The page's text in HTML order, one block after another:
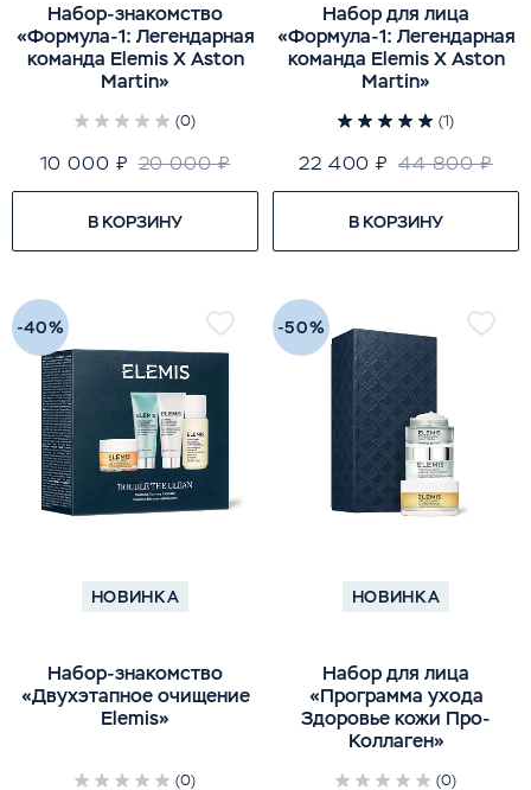
(0)
Набор-знакомство
«Формула-1: Легендарная
команда Elemis X Aston
Martin»
10 000 ₽ 20 000 ₽
В КОРЗИНУ
(1)
Набор для лица
«Формула-1: Легендарная
команда Elemis X Aston
Martin»
22 400 ₽ 44 800 ₽
В КОРЗИНУ
-40%
НОВИНКА
(0)
Набор-знакомство
«Двухэтапное очищение
Elemis»
-50%
НОВИНКА
(0)
Набор для лица
«Программа ухода
Здоровье кожи Про-
Коллаген»